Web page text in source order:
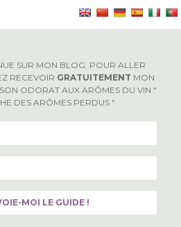
×
SUR MON BLOG. POUR ALLER
RECEVOIR GRATUITEMENT MON
ODORAT AUX ARÔMES DU VIN "
DES ARÔMES PERDUS "